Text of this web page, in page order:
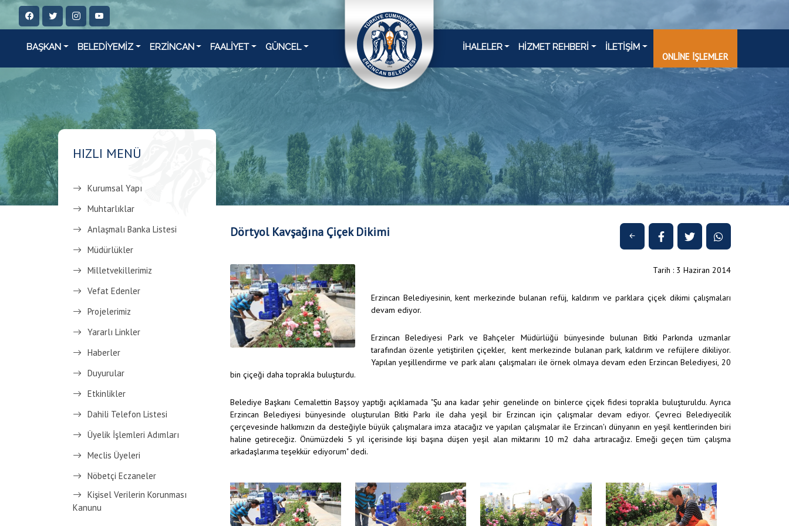
BAŞKAN BELEDİYEMİZ ERZİNCAN FAALİYET GÜNCEL İHALELER HİZMET REHBERİ İLETİŞİM
ONLİNE İŞLEMLER
HIZLI MENÜ
Kurumsal Yapı
Muhtarlıklar
Anlaşmalı Banka Listesi
Müdürlükler
Milletvekillerimiz
Vefat Edenler
Projelerimiz
Yararlı Linkler
Haberler
Duyurular
Etkinlikler
Dahili Telefon Listesi
Üyelik İşlemleri Adımları
Meclis Üyeleri
Nöbetçi Eczaneler
Kişisel Verilerin Korunması
Kanunu
Dörtyol Kavşağına Çiçek Dikimi
Tarih : 3 Haziran 2014
Erzincan Belediyesinin, kent merkezinde bulanan refüj, kaldırım ve parklara çiçek dikimi çalışmaları
devam ediyor.
Erzincan Belediyesi Park ve Bahçeler Müdürlüğü bünyesinde bulunan Bitki Parkında uzmanlar
tarafından özenle yetiştirilen çiçekler, kent merkezinde bulanan park, kaldırım ve refüjlere dikiliyor.
Yapılan yeşillendirme ve park alanı çalışmaları ile örnek olmaya devam eden Erzincan Belediyesi, 20
bin çiçeği daha toprakla buluşturdu.
Belediye Başkanı Cemalettin Başsoy yaptığı açıklamada "Şu ana kadar şehir genelinde on binlerce çiçek fidesi toprakla buluşturuldu. Ayrıca
Erzincan Belediyesi bünyesinde oluşturulan Bitki Parkı ile daha yeşil bir Erzincan için çalışmalar devam ediyor. Çevreci Belediyecilik
çerçevesinde halkımızın da desteğiyle büyük çalışmalara imza atacağız ve yapılan çalışmalar ile Erzincan'ı dünyanın en yeşil kentlerinden biri
haline getireceğiz. Önümüzdeki 5 yıl içerisinde kişi başına düşen yeşil alan miktarını 10 m2 daha artıracağız. Emeği geçen tüm çalışma
arkadaşlarıma teşekkür ediyorum" dedi.